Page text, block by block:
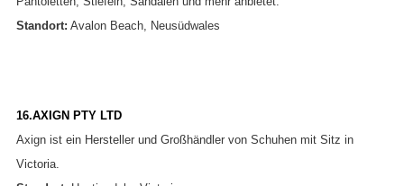
Standort: Avalon Beach, Neusüdwales
16.AXIGN PTY LTD
Axign ist ein Hersteller und Großhändler von Schuhen mit Sitz in
Victoria.